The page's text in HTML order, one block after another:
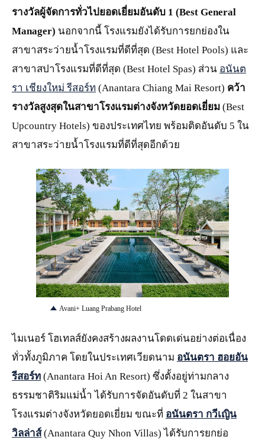
รางวัลผู้จัดการทั่วไปยอดเยี่ยมอันดับ 1 (Best General
Manager) นอกจากนี้ โรงแรมยังได้รับการยกย่องใน
สาขาสระว่ายน้ำโรงแรมที่ดีที่สุด (Best Hotel Pools) และ
สาขาสปาโรงแรมที่ดีที่สุด (Best Hotel Spas) ส่วน อนันต
รา เชียงใหม่ รีสอร์ท (Anantara Chiang Mai Resort) คว้า
รางวัลสูงสุดในสาขาโรงแรมต่างจังหวัดยอดเยี่ยม (Best
Upcountry Hotels) ของประเทศไทย พร้อมติดอันดับ 5 ใน
สาขาสระว่ายน้ำโรงแรมที่ดีที่สุดอีกด้วย
JPG
Avani+ Luang Prabang Hotel
ไมเนอร์ โฮเทลส์ยังคงสร้างผลงานโดดเด่นอย่างต่อเนื่อง
ทั่วทั้งภูมิภาค โดยในประเทศเวียดนาม อนันตรา ฮอยอัน
รีสอร์ท (Anantara Hoi An Resort) ซึ่งตั้งอยู่ท่ามกลาง
ธรรมชาติริมแม่น้ำ ได้รับการจัดอันดับที่ 2 ในสาขา
โรงแรมต่างจังหวัดยอดเยี่ยม ขณะที่ อนันตรา กวีเญิน
วิลล่าส์(Anantara Quy Nhon Villas) ได้รับการยกย่อ